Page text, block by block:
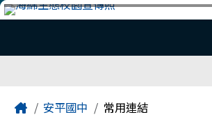
跳至主內容區
臺南市安平國中全球資訊
主內容區域
Home安平國中 常用連結
頁尾區域